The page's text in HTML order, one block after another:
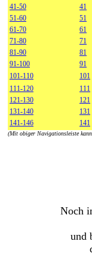
41-50
41
51-60
51
61-70
61
71-80
71
81-90
81
91-100
91
101-110
101
111-120
111
121-130
121
131-140
131
141-146
141
(Mit obiger Navigationsleiste
Noch
und